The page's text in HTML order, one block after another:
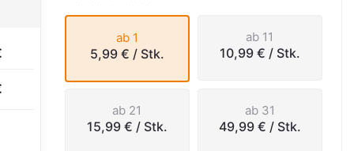
ab 1
5,99 € / Stk.
ab 11
10,99 € / Stk.
ab 21
15,99 € / Stk.
ab 31
49,99 € / Stk.